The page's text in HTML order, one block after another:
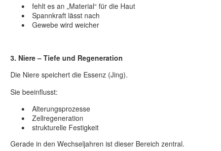
fehlt es an „Material“ für die Haut
Spannkraft lässt nach
Gewebe wird weicher
3. Niere – Tiefe und Regeneration
Die Niere speichert die Essenz (Jing).
Sie beeinflusst:
Alterungsprozesse
Zellregeneration
strukturelle Festigkeit
Gerade in den Wechseljahren ist dieser Bereich zentral.